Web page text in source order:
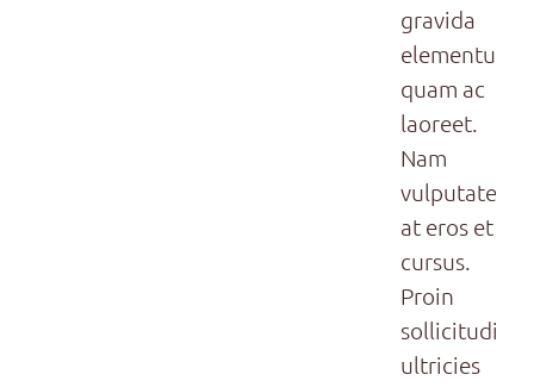
gravida
elementum
quam ac
laoreet.
Nam
vulputate
at eros et
cursus.
Proin
sollicitudin
ultricies